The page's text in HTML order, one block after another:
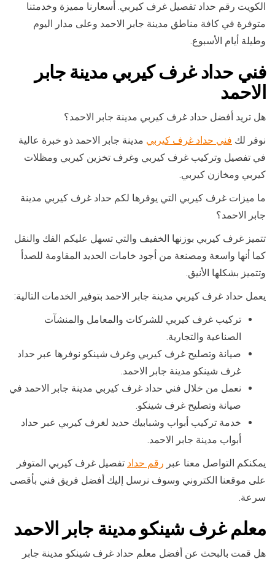
الكويت رقم حداد تفصيل غرف كيربي. أسعارنا مميزة وخدمتنا
متوفرة في كافة مناطق مدينة جابر الاحمد وعلى مدار اليوم
وطيلة أيام الأسبوع.
فني حداد غرف كيربي مدينة جابر
الاحمد
هل تريد أفضل حداد غرف كيربي مدينة جابر الاحمد؟
نوفر لك فني حداد غرف كيربي مدينة جابر الاحمد ذو خبرة عالية
في تفصيل وتركيب غرف كيربي وغرف تخزين كيربي ومظلات
كيربي ومخازن كيربي.
ما ميزات غرف كيربي التي يوفرها لكم حداد غرف كيربي مدينة
جابر الاحمد؟
تتميز غرف كيربي بوزنها الخفيف والتي تسهل عليكم الفك والنقل
كما أنها واسعة ومصنعة من أجود خامات الحديد المقاومة للصدأ
وتتميز بشكلها الأنيق.
يعمل حداد غرف كيربي مدينة جابر الاحمد بتوفير الخدمات التالية:
تركيب غرف كيربي للشركات والمعامل والمنشآت
الصناعية والتجارية.
صيانة وتصليح غرف كيربي وغرف شينكو نوفرها عبر حداد
غرف شينكو مدينة جابر الاحمد.
نعمل من خلال فني حداد غرف كيربي مدينة جابر الاحمد في
صيانة وتصليح غرف شينكو.
خدمة تركيب أبواب وشبابيك حديد لغرف كيربي عبر حداد
أبواب مدينة جابر الاحمد.
يمكنكم التواصل معنا عبر رقم حداد تفصيل غرف كيربي المتوفر
على موقعنا الكتروني وسوف نرسل إليك أفضل فريق فني بأقصى
سرعة.
معلم غرف شينكو مدينة جابر الاحمد
هل قمت بالبحث عن أفضل معلم حداد غرف شينكو مدينة جابر